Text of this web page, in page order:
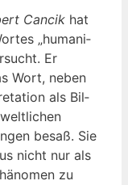
Can­cik hat
„huma­ni­
Er
Wort, neben
als Bil­
besaß. Sie
nicht nur als
zu